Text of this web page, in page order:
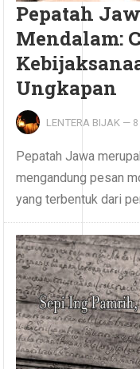
Pepatah
Mendalam:
Ungkapan
LENTERA BIJAK —
Pepatah Jawa
mengandung pesan
yang terbentuk dari